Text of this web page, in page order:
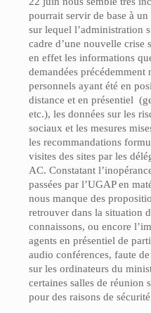
pourrait servir de base à
sur lequel l’administration
cadre d’une nouvelle crise
en effet les informations
demandées précédemment
personnels ayant été en
distance et en présentiel
etc.), les données sur les
sociaux et les mesures
les recommandations
visites des sites par les
AC. Constatant
passées par l’UGAP en
nous manque des
retrouver dans la situation
connaissons, ou encore
agents en présentiel de
audio conférences, faute
sur les ordinateurs du
certaines salles de réunion
pour des raisons de